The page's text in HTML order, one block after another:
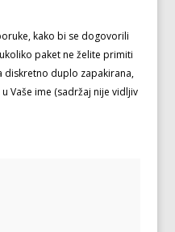
kako bi se dogovorili
paket ne želite primiti
diskretno duplo zapakirana,
Vaše ime (sadržaj nije vidljiv